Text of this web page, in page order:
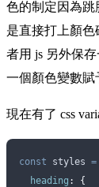
色的制定因為跳
是直接打上顏
者用 js 另外保
一個顏色變數賦
現在有了 css
const styles =
  heading
:
{